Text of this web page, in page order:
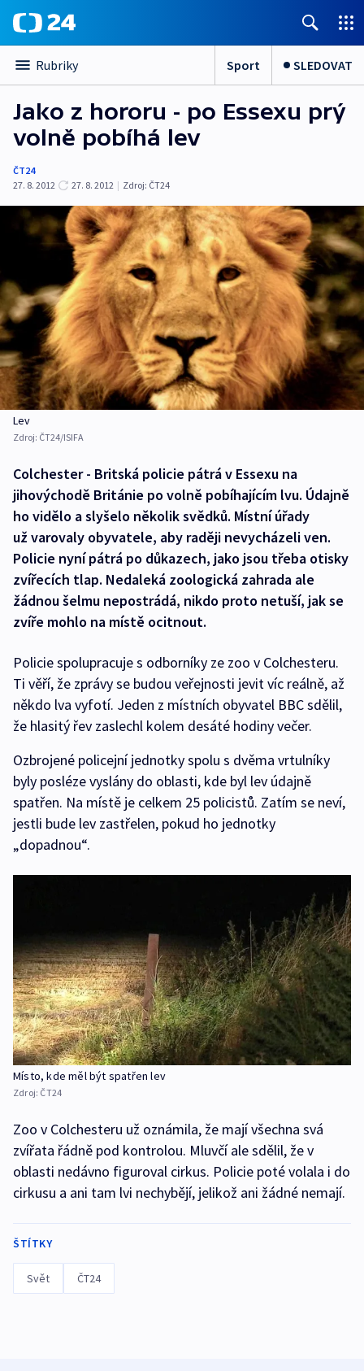
Rubriky Sport SLEDOVAT
Jako z hororu - po Essexu prý
volně pobíhá lev
ČT24
27. 8. 2012
27. 8. 2012 | Zdroj: ČT24
Lev
Zdroj: ČT24/ISIFA
Colchester - Britská policie pátrá v Essexu na
jihovýchodě Británie po volně pobíhajícím lvu. Údajně
ho vidělo a slyšelo několik svědků. Místní úřady
už varovaly obyvatele, aby raději nevycházeli ven.
Policie nyní pátrá po důkazech, jako jsou třeba otisky
zvířecích tlap. Nedaleká zoologická zahrada ale
žádnou šelmu nepostrádá, nikdo proto netuší, jak se
zvíře mohlo na místě ocitnout.
Policie spolupracuje s odborníky ze zoo v Colchesteru.
Ti věří, že zprávy se budou veřejnosti jevit víc reálně, až
někdo lva vyfotí. Jeden z místních obyvatel BBC sdělil,
že hlasitý řev zaslechl kolem desáté hodiny večer.
Ozbrojené policejní jednotky spolu s dvěma vrtulníky
byly posléze vyslány do oblasti, kde byl lev údajně
spatřen. Na místě je celkem 25 policistů. Zatím se neví,
jestli bude lev zastřelen, pokud ho jednotky
„dopadnou“.
Místo, kde měl být spatřen lev
Zdroj: ČT24
Zoo v Colchesteru už oznámila, že mají všechna svá
zvířata řádně pod kontrolou. Mluvčí ale sdělil, že v
oblasti nedávno figuroval cirkus. Policie poté volala i do
cirkusu a ani tam lvi nechybějí, jelikož ani žádné nemají.
ŠTÍTKY
Svět ČT24